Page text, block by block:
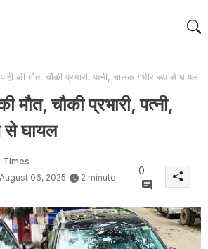
की मौत, चौकी प्रभारी, पत्नी, चालक गंभीर रूप से घायल
मौत, चौकी प्रभारी, पत्नी,
से घायल
Times
06, 2025
2 minute
0